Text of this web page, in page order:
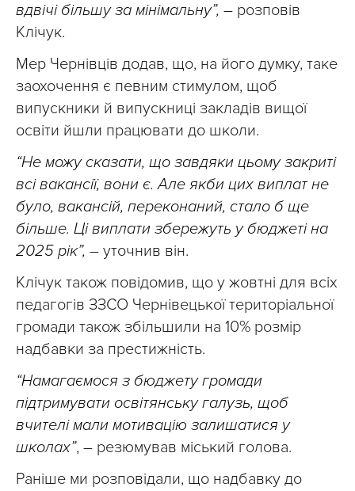
вдвічі більшу за мінімальну”, – розповів
Клічук.
Мер Чернівців додав, що, на його думку, таке
заохочення є певним стимулом, щоб
випускники й випускниці закладів вищої
освіти йшли працювати до школи.
“Не можу сказати, що завдяки цьому закриті
всі вакансії, вони є. Але якби цих виплат не
було, вакансій, переконаний, стало б ще
більше. Ці виплати збережуть у бюджеті на
2025 рік”, – уточнив він.
Клічук також повідомив, що у жовтні для всіх
педагогів ЗЗСО Чернівецької територіальної
громади також збільшили на 10% розмір
надбавки за престижність.
“Намагаємося з бюджету громади
підтримувати освітянську галузь, щоб
вчителі мали мотивацію залишатися у
школах”, – резюмував міський голова.
Раніше ми розповідали, що надбавку до